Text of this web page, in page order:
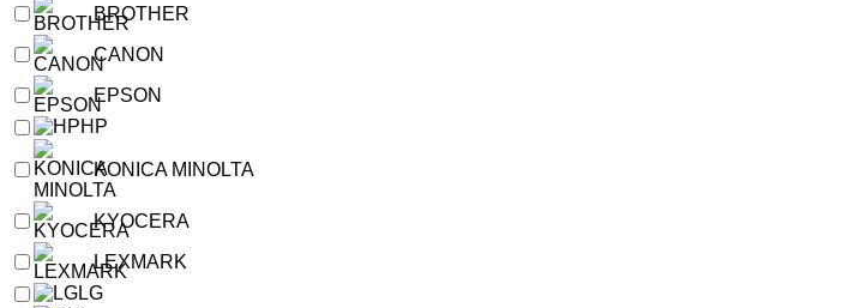
BROTHER
CANON
EPSON
HP
KONICA MINOLTA
KYOCERA
LEXMARK
LG